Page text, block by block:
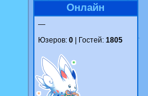
Онлайн
—
Юзеров: 0| Гостей: 1805